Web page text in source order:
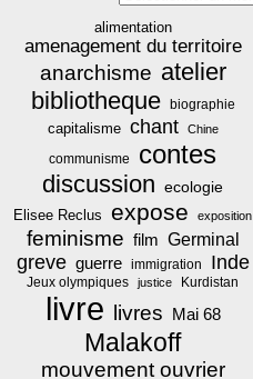
alimentation
amenagement du territoire
anarchisme atelier
bibliotheque
biographie
capitalisme chant Chine
communisme contes
discussion ecologie
Elisee Reclus expose exposition
feminisme film Germinal
greve guerre immigration Inde
Jeux olympiques justice Kurdistan
livre livres Mai 68
Malakoff
mouvement ouvrier